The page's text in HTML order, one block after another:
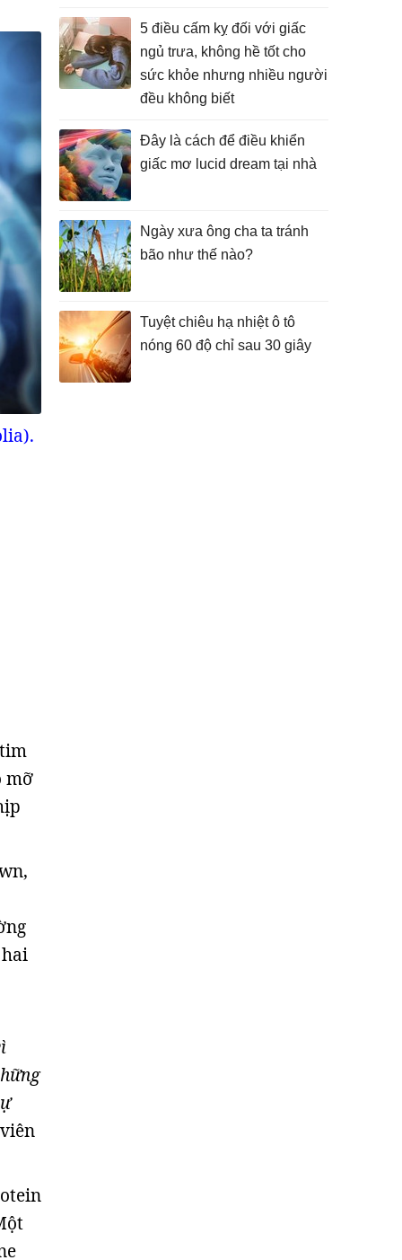
mỡ
5 điều cấm kỵ đối với giấc
ngủ trưa, không hề tốt cho
sức khỏe nhưng nhiều người
đều không biết
Đây là cách để điều khiển
giấc mơ lucid dream tại nhà
Ngày xưa ông cha ta tránh
bão như thế nào?
Tuyệt chiêu hạ nhiệt ô tô
nóng 60 độ chỉ sau 30 giây